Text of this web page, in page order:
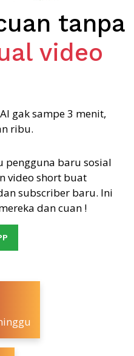
tanpa
video
gak sampe 3 menit,
ribu.
pengguna baru sosial
video short buat
subscriber baru. Ini
dan cuan !